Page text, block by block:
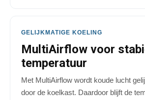
GELIJKMATIGE KOELING
MultiAirflow voor
temperatuur
Met MultiAirflow wordt koude lucht
door de koelkast. Daardoor blijft de